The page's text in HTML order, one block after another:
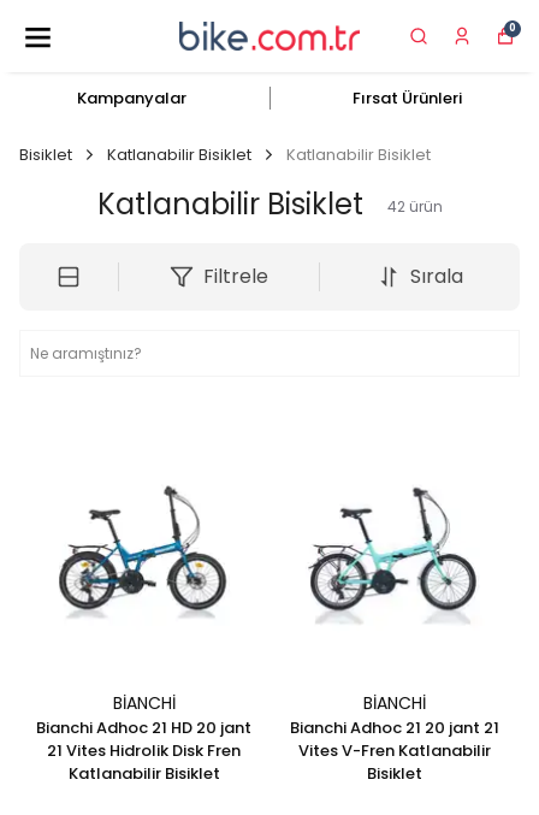
0
Kampanyalar Fırsat Ürünleri
Bisiklet Katlanabilir Bisiklet Katlanabilir Bisiklet
Katlanabilir Bisiklet 42 ürün
Filtrele Sırala
BIANCHI
Bianchi Adhoc 21 HD 20 jant
21 Vites Hidrolik Disk Fren
Katlanabilir Bisiklet
BIANCHI
Bianchi Adhoc 21 20 jant 21
Vites V-Fren Katlanabilir
Bisiklet